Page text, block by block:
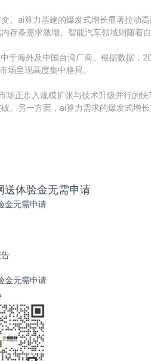
。ai算力基建的爆发式增长显著拉动
存条需求激增。智能汽车领域则随
于海外及中国台湾厂商。根据数据
场呈现高度集中格局。
场正步入规模扩张与技术升级并行的
。另一方面，ai算力需求的爆发式增
送体验金无需申请
金无需申请
金无需申请